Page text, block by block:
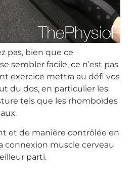
pas, bien que ce
sembler facile, ce n’est pas
exercice mettra au défi vos
du dos, en particulier les
tels que les rhomboïdes
et de manière contrôlée en
connexion muscle cerveau
parti.